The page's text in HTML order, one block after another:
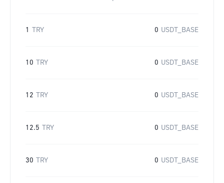
1 TRY 0 USDT_BASE
10 TRY 0 USDT_BASE
12 TRY 0 USDT_BASE
12.5 TRY 0 USDT_BASE
30 TRY 0 USDT_BASE